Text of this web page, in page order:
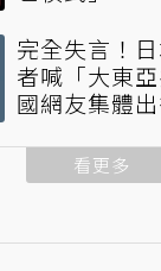
完全失言！
者喊「大東
國網友集體
看更多